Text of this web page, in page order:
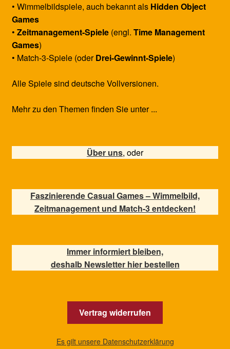
• Wimmelbildspiele, auch bekannt als Hidden Object
Games
• Zeitmanagement-Spiele(engl. Time Management
Games)
• Match-3-Spiele (oderDrei-Gewinnt-Spiele)
Alle Spiele sind deutsche Vollversionen.
Mehr zu den Themen finden Sie unter ...
Über uns, oder
Faszinierende Casual Games – Wimmelbild,
Zeitmanagement und Match-3 entdecken!
Immer informiert bleiben,
deshalb Newsletter hier bestellen
Vertrag widerrufen
Es gilt unsere Datenschutzerklärung